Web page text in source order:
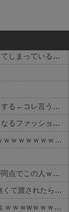
ダイアンのじゃない方がユースケさんになってしまっているという事実←これ
【衝撃】クロちゃん、とち狂ったツイートをする←コレ言うほどおかしいか？？？？？？
流行を無視したとき「正直ダサくね？」ってなるファッション上げてけ
【吉報】 博多どんたくエチすぎるｗｗｗｗｗｗｗｗｗｗｗｗｗｗｗ
日本をダメにした総理大臣、ワースト１位が同点でこの人ｗｗｗｗｗｗ
【画像】 今のクソガキ共、これを見たこと無くて渡されたらパニクるらしいｗｗｗｗｗｗｗｗｗｗｗｗｗ
【画像】 16歳でこのお◯ぱいはいかんでしょｗｗｗwｗｗｗｗｗｗｗｗ❤